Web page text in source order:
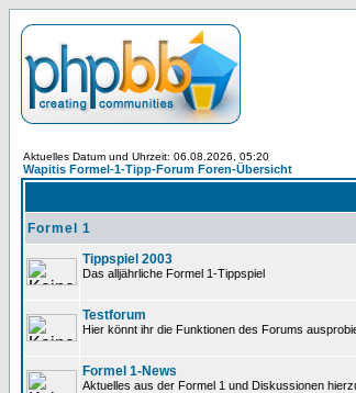
Aktuelles Datum und Uhrzeit: 06.08.2026, 05:20
Wapitis Formel-1-Tipp-Forum Foren-Übersicht
Formel 1
Tippspiel 2003
Das alljährliche Formel 1-Tippspiel
Testforum
Hier könnt ihr die Funktionen des Forums
Formel 1-News
Aktuelles aus der Formel 1 und Diskussionen